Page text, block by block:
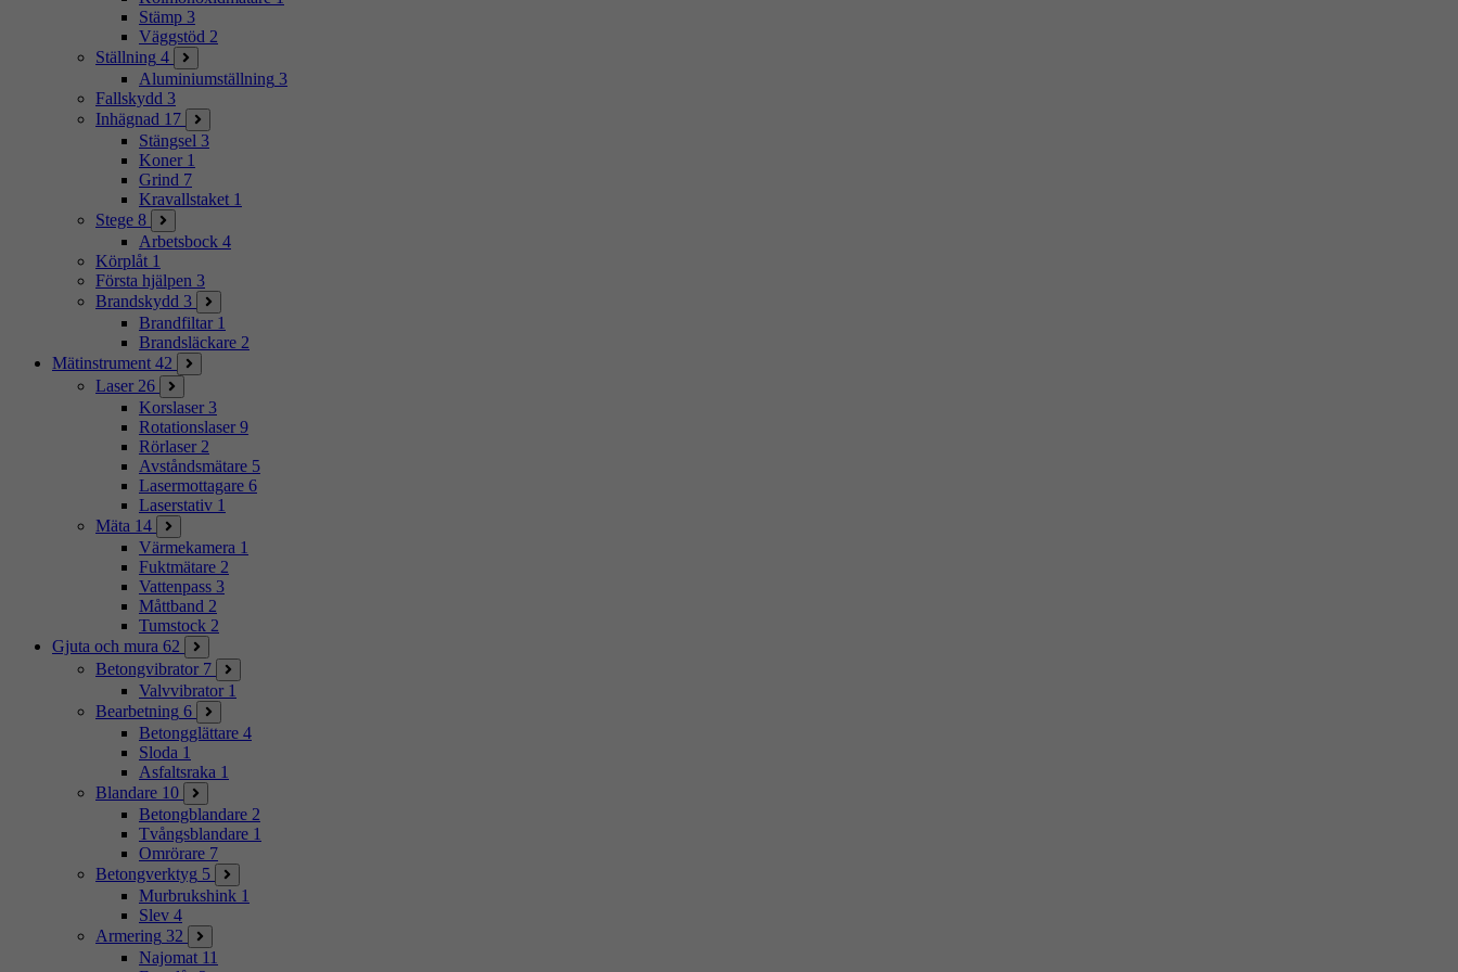
Stämp 3
Väggstöd 2
Ställning 4
Aluminiumställning 3
Fallskydd 3
Inhägnad 17
Stängsel 3
Koner 1
Grind 7
Kravallstaket 1
Stege 8
Arbetsbock 4
Körplåt 1
Första hjälpen 3
Brandskydd 3
Brandfiltar 1
Brandsläckare 2
Mätinstrument 42
Laser 26
Korslaser 3
Rotationslaser 9
Rörlaser 2
Avståndsmätare 5
Lasermottagare 6
Laserstativ 1
Mäta 14
Värmekamera 1
Fuktmätare 2
Vattenpass 3
Måttband 2
Tumstock 2
Gjuta och mura 62
Betongvibrator 7
Valvvibrator 1
Bearbetning 6
Betongglättare 4
Sloda 1
Asfaltsraka 1
Blandare 10
Betongblandare 2
Tvångsblandare 1
Omrörare 7
Betongverktyg 5
Murbrukshink 1
Slev 4
Armering 32
Najomat 11